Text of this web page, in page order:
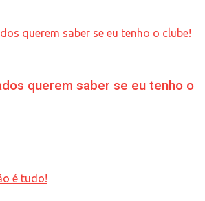
querem saber se eu tenho o